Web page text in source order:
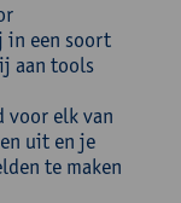
in een soort
aan tools
voor elk van
uit en je
te maken